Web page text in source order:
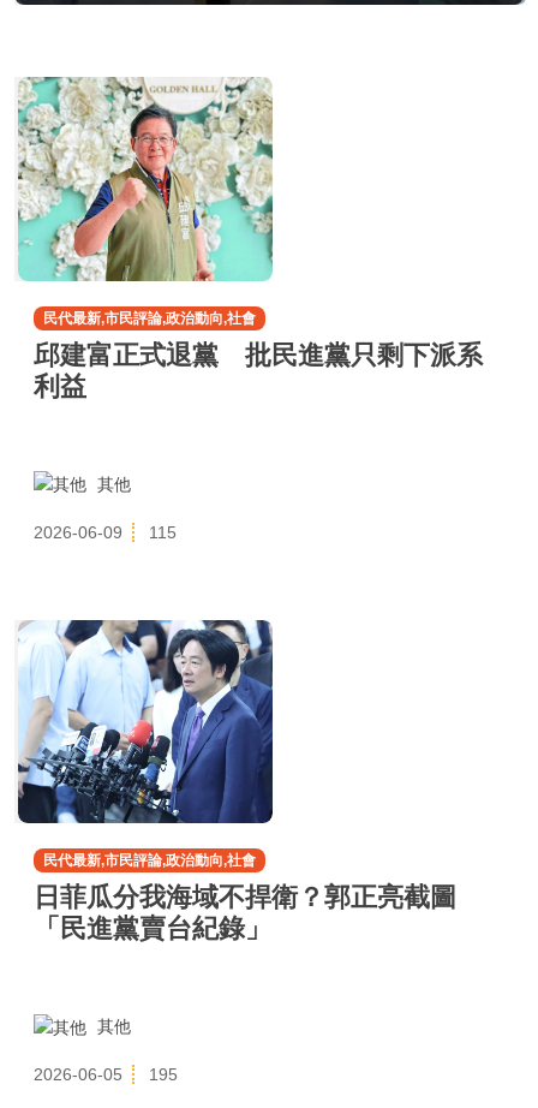
民代最新,市民評論,政治動向,社會
邱建富正式退黨 批民進黨只剩下派系
利益
其他
2026-06-09 115
民代最新,市民評論,政治動向,社會
日菲瓜分我海域不捍衛？郭正亮截圖
「民進黨賣台紀錄」
其他
2026-06-05 195